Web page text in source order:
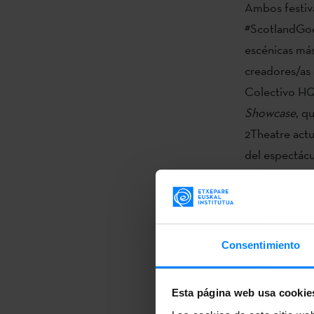
Consentimiento
Esta página web usa
Ambos
escénicas
creadores/
Colectivo
Showcase,
2Theatre
del
fusiona
Alberdi,
Danza y